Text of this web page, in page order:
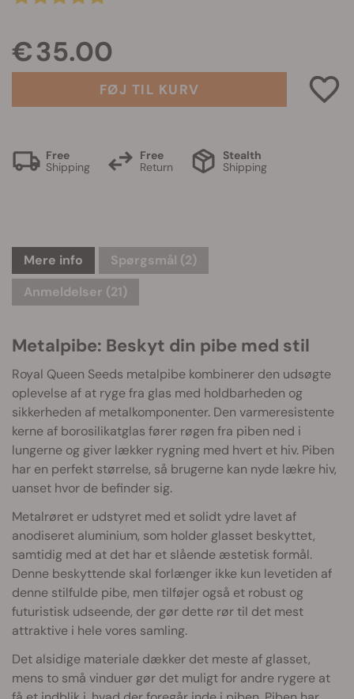
€ 35.00
FØJ TIL KURV
Free
Shipping
Free
Return
Stealth
Shipping
Mere info Spørgsmål (2)
Anmeldelser (21)
Metalpibe: Beskyt din pibe med stil
Royal Queen Seeds metalpibe kombinerer den udsøgte
oplevelse af at ryge fra glas med holdbarheden og
sikkerheden af metalkomponenter. Den varmeresistente
kerne af borosilikatglas fører røgen fra piben ned i
lungerne og giver lækker rygning med hvert et hiv. Piben
har en perfekt størrelse, så brugerne kan nyde lækre hiv,
uanset hvor de befinder sig.
Metalrøret er udstyret med et solidt ydre lavet af
anodiseret aluminium, som holder glasset beskyttet,
samtidig med at det har et slående æstetisk formål.
Denne beskyttende skal forlænger ikke kun levetiden af
denne stilfulde pibe, men tilføjer også et robust og
futuristisk udseende, der gør dette rør til det mest
attraktive i hele vores samling.
Det alsidige materiale dækker det meste af glasset,
mens to små vinduer gør det muligt for andre rygere at